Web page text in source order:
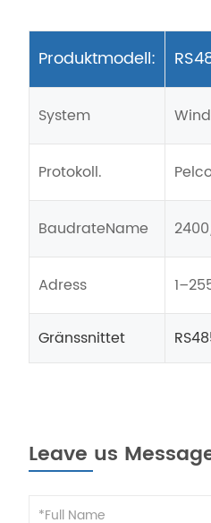
Produktmodell:
System
Protokoll.
BaudrateName
Adress
Gränssnittet
Leave us